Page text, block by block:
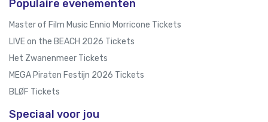
Populaire evenementen
Master of Film Music Ennio Morricone Tickets
LIVE on the BEACH 2026 Tickets
Het Zwanenmeer Tickets
MEGA Piraten Festijn 2026 Tickets
BLØF Tickets
Speciaal voor jou